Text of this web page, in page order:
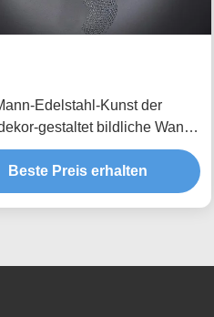
Edelstahl-Kunst der
gestaltet bildliche Wand-
3d mattes Finish
Beste Preis erhalten